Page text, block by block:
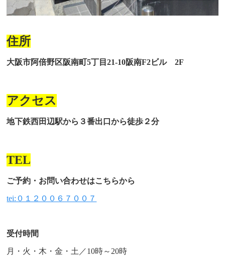
住所
大阪市阿倍野区阪南町5丁目21-10阪南F2ビル 2F
アクセス
地下鉄西田辺駅から３番出口から徒歩２分
TEL
ご予約・お問い合わせはこちらから
tei:０１２００６７００７
受付時間
月・火・木・金・土／10時～20時